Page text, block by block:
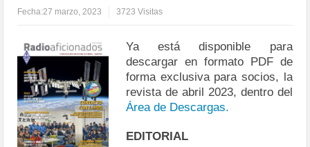
Fecha:27 marzo, 2023 3723 Visitas
Ya está disponible para
descargar en formato PDF de
forma exclusiva para socios, la
revista de abril 2023, dentro del
Área de Descargas.
EDITORIAL